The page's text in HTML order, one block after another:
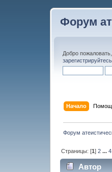
Форум
Добро пожаловать,
зарегистрируйтесь
Начало
Форум
Страницы: [1]2 ...4
Автор